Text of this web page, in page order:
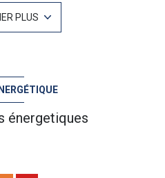
dont une en mezzanine et
vitrage récent, petite
€, taxe foncière 580 €.
visite n'hésitez pas à contacter
- Les honoraires d'agence sont
PLUS
énergetiques